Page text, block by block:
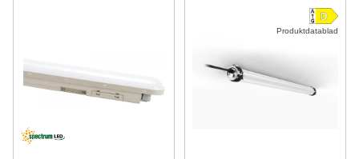
Produktdatablad